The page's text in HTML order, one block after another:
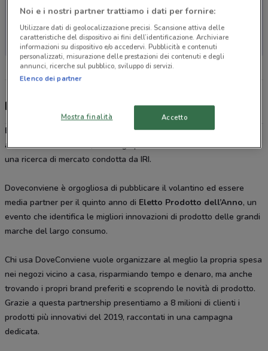
Non ci sono negozi nelle vicinanze
Eletto Prodotto Dell'Anno, offerte e negozi
Eletto Prodotto Dell'Anno
è il più importante premio
all'Innovazione in Italia, coinvolge più di 12.000 consumatori tramite
una ricerca di mercato condotta da IRI.
Doveconviene è orgogliosa di pubblicare il volantino ed essere
media partner per il quinto anno di Eletto Prodotto dell’Anno, un
evento che identifica le migliori innovazioni di prodotto delle grandi
marche del largo consumo.
Chi usa DoveConviene vuole organizzare al meglio la propria spesa
nei negozi vicino a casa, risparmiando tempo e denaro, ma anche
trovando i propri brand preferiti e scoprendo le novità di prodotto.
Grazie a questa partnership presentiamo a 8 milioni di clienti i
prodotti più innovativi del 2019, raccontati in una campagna
dedicata.
Noi e i nostri partner trattiamo i dati per fornire:
Utilizzare dati di geolocalizzazione precisi. Scansione attiva delle
caratteristiche del dispositivo ai fini dell’identificazione. Archiviare
informazioni su dispositivo e/o accedervi. Pubblicità e contenuti
personalizzati, misurazione delle prestazioni dei contenuti e degli
annunci, ricerche sul pubblico, sviluppo di servizi.
Elenco dei partner
Mostra finalità Accetto